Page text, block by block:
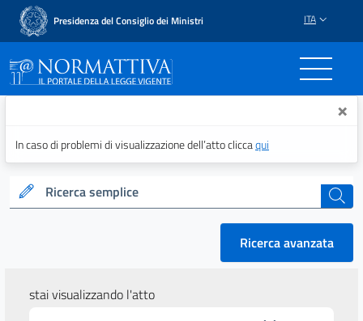
Presidenza del Consiglio dei Ministri ITA
Normattiva - Il portale ×
In caso di problemi di visualizzazione dell’atto cliccaqui
Ricerca semplice cerca
Ricerca avanzata
stai visualizzando l'atto